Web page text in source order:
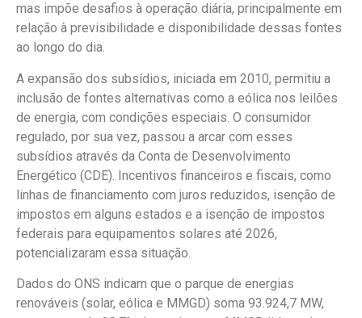
mas impõe desafios à operação diária, principalmente em
relação à previsibilidade e disponibilidade dessas fontes
ao longo do dia.
A expansão dos subsídios, iniciada em 2010, permitiu a
inclusão de fontes alternativas como a eólica nos leilões
de energia, com condições especiais. O consumidor
regulado, por sua vez, passou a arcar com esses
subsídios através da Conta de Desenvolvimento
Energético (CDE). Incentivos financeiros e fiscais, como
linhas de financiamento com juros reduzidos, isenção de
impostos em alguns estados e a isenção de impostos
federais para equipamentos solares até 2026,
potencializaram essa situação.
Dados do ONS indicam que o parque de energias
renováveis (solar, eólica e MMGD) soma 93.924,7 MW,